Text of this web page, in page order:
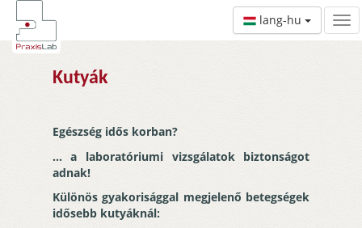
lang-hu
Kutyák
Egészség idős korban?
... a laboratóriumi vizsgálatok biztonságot
adnak!
Különös gyakorisággal megjelenő betegségek
idősebb kutyáknál: